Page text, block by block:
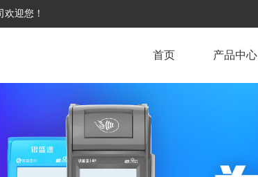
迎您！
首页 产品中心